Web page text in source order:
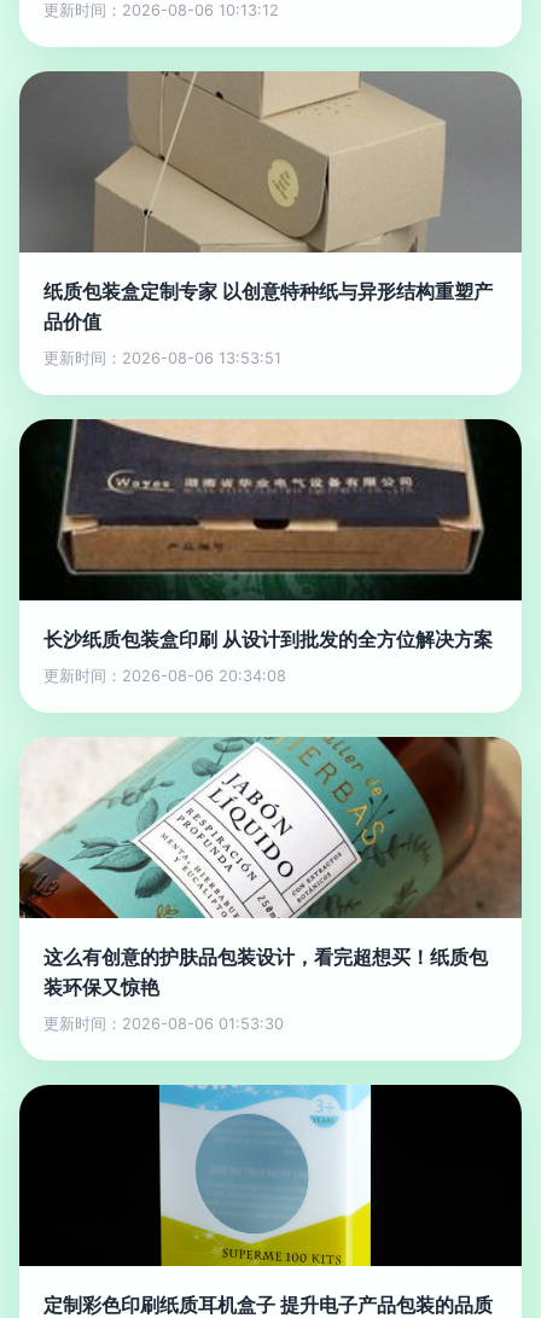
更新时间：2026-08-06 10:13:12
纸质包装盒定制专家 以创意特种纸与异形结构重塑产
品价值
更新时间：2026-08-06 13:53:51
长沙纸质包装盒印刷 从设计到批发的全方位解决方案
更新时间：2026-08-06 20:34:08
这么有创意的护肤品包装设计，看完超想买！纸质包
装环保又惊艳
更新时间：2026-08-06 01:53:30
定制彩色印刷纸质耳机盒子 提升电子产品包装的品质